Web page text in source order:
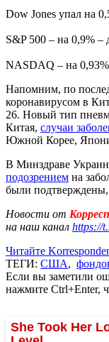
Dow Jones упал на
S&P 500 – на 0,9% –
NASDAQ – на
Напомним, по
коронавирусом в
26. Новый тип
Китая, случаи
Южной Корее,
В Минздраве
подозрением на
были подтверждены,
Новости от
на наш канал https://
Читайте
ТЕГИ: США,
Если вы заметили
нажмите Ctrl+Enter,